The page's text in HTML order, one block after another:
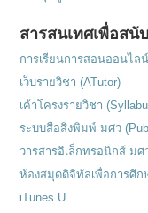
สารสนเทศเพื่อสนั
การเรียนการสอนออนไล
เว็บรายวิชา (ATutor)
เค้าโครงรายวิชา
ระบบสื่อสิ่งพิมพ์ มศว
วารสารอิเล็กทรอนิกส์ มศ
ห้องสมุดดิจิทัลเพื่อการศึก
iTunes U